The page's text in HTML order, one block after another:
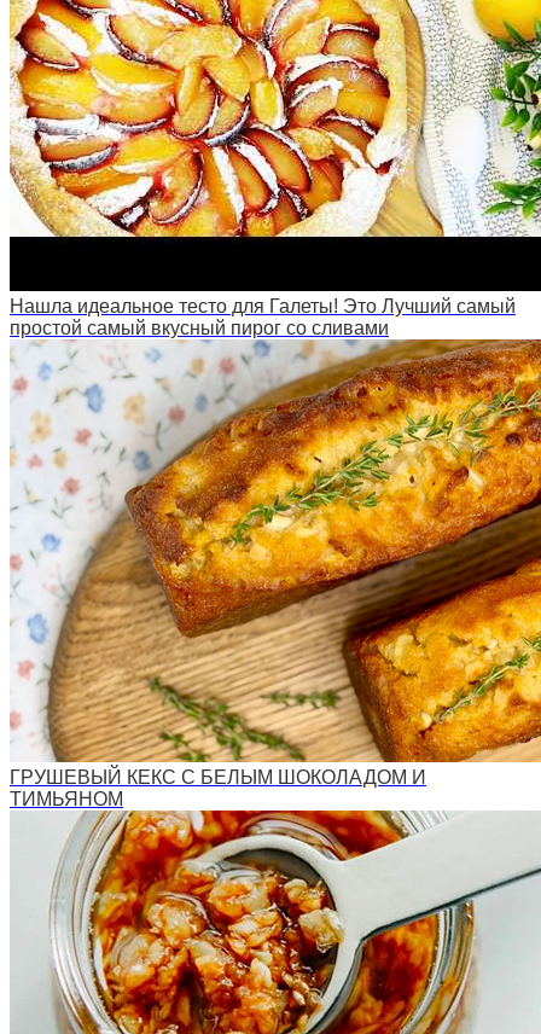
Нашла идеальное тесто для Галеты! Это Лучший самый
простой самый вкусный пирог со сливами
ГРУШЕВЫЙ КЕКС С БЕЛЫМ ШОКОЛАДОМ И
ТИМЬЯНОМ